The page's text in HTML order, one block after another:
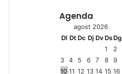
Agenda
agost 2026
Dl Dt Dc Dj DvDsDg
1
2
3
4 5 6 7 8
9
10 11 12 13 14 15 16